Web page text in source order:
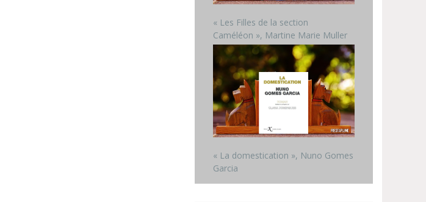
« Les Filles de la section
Caméléon », Martine Marie Muller
« La domestication », Nuno Gomes
Garcia